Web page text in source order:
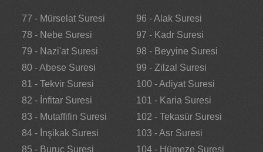
77 - Mürselat Suresi
78 - Nebe Suresi
79 - Nazi'at Suresi
80 - Abese Suresi
81 - Tekvir Suresi
82 - İnfitar Suresi
83 - Mutaffifin Suresi
84 - İnşikak Suresi
85 - Buruc Suresi
96 - Alak Suresi
97 - Kadr Suresi
98 - Beyyine Suresi
99 - Zilzal Suresi
100 - Adiyat Suresi
101 - Karia Suresi
102 - Tekasür Suresi
103 - Asr Suresi
104 - Hümeze Suresi